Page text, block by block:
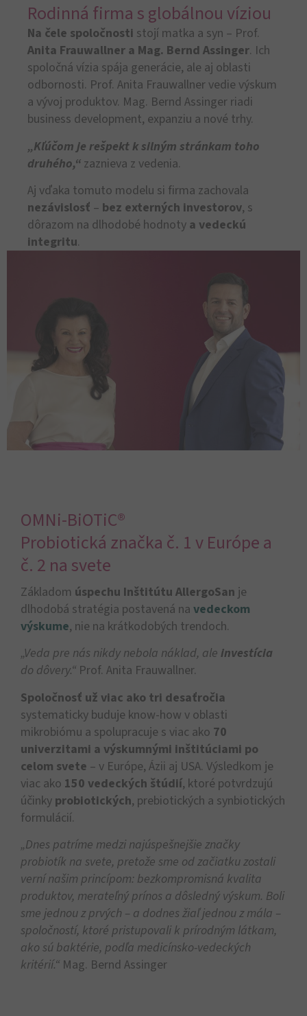
Rodinná firma s globálnou víziou
Na čele spoločnosti stojí matka a syn – Prof.
Anita Frauwallner a Mag. Bernd Assinger. Ich
spoločná vízia spája generácie, ale aj oblasti
odbornosti. Prof. Anita Frauwallner vedie výskum
a vývoj produktov. Mag. Bernd Assinger riadi
business development, expanziu a nové trhy.
„Kľúčom je rešpekt k silným stránkam toho
druhého,“ zaznieva z vedenia.
Aj vďaka tomuto modelu si firma zachovala
nezávislosť – bez externých investorov, s
dôrazom na dlhodobé hodnoty a vedeckú
integritu.
OMNi-BiOTiC®
Probiotická značka č. 1 v Európe a
č. 2 na svete
Základom úspechu Inštitútu AllergoSan je
dlhodobá stratégia postavená na vedeckom
výskume, nie na krátkodobých trendoch.
„Veda pre nás nikdy nebola náklad, ale investícia
do dôvery.“ Prof. Anita Frauwallner.
Spoločnosť už viac ako tri desaťročia
systematicky buduje know-how v oblasti
mikrobiómu a spolupracuje s viac ako 70
univerzitami a výskumnými inštitúciami po
celom svete – v Európe, Ázii aj USA. Výsledkom je
viac ako 150 vedeckých štúdií, ktoré potvrdzujú
účinky probiotických, prebiotických a synbiotických
formulácií.
„Dnes patríme medzi najúspešnejšie značky
probiotík na svete, pretože sme od začiatku zostali
verní našim princípom: bezkompromisná kvalita
produktov, merateľný prínos a dôsledný výskum. Boli
sme jednou z prvých – a dodnes žiaľ jednou z mála –
spoločností, ktoré pristupovali k prírodným látkam,
ako sú baktérie, podľa medicínsko-vedeckých
kritérií.“ Mag. Bernd Assinger